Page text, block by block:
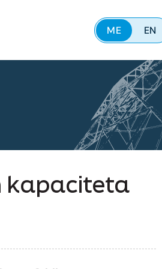
ME EN
kapaciteta